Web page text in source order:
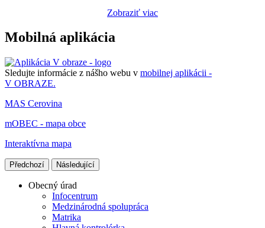
Zobraziť viac
Mobilná aplikácia
Sledujte informácie z nášho webu v mobilnej aplikácii -
V OBRAZE.
MAS Cerovina
mOBEC - mapa obce
Interaktívna mapa
Předchozí Následující
Obecný úrad
Infocentrum
Medzinárodná spolupráca
Matrika